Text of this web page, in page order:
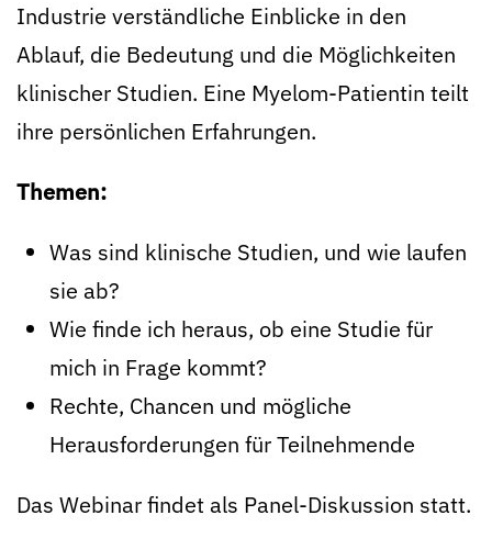
Industrie verständliche Einblicke in den
Ablauf, die Bedeutung und die Möglichkeiten
klinischer Studien. Eine Myelom-Patientin teilt
ihre persönlichen Erfahrungen.
Themen:
Was sind klinische Studien, und wie laufen
sie ab?
Wie finde ich heraus, ob eine Studie für
mich in Frage kommt?
Rechte, Chancen und mögliche
Herausforderungen für Teilnehmende
Das Webinar findet als Panel-Diskussion statt.